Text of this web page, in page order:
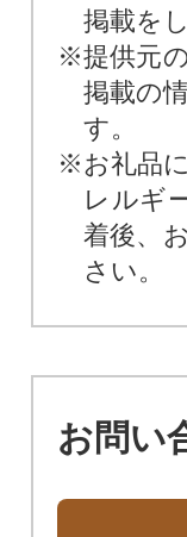
掲載を
※提供元
掲載の
す。
※お礼品
レルギ
着後、
さい。
お問い